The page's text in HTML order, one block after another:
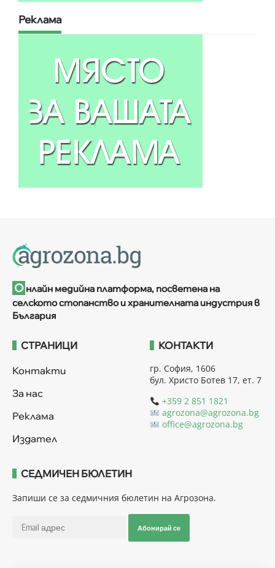
Реклама
О нлайн медийна платформа, посветена на
селското стопанство и хранителната индустрия в
България
СТРАНИЦИ
Контакти
За нас
Реклама
Издател
КОНТАКТИ
гр. София, 1606
бул. Христо Ботев 17, ет. 7
+359 2 851 1821
agrozona@agrozona.bg
office@agrozona.bg
СЕДМИЧЕН БЮЛЕТИН
Запиши се за седмичния бюлетин на Агрозона.
Абонирай се